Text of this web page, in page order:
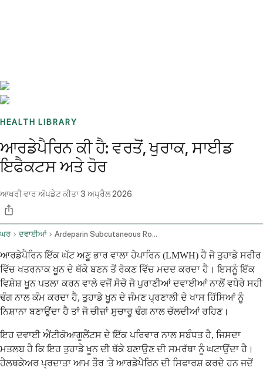
HEALTH LIBRARY
ਆਰਡੇਪੈਰਿਨ ਕੀ ਹੈ: ਵਰਤੋਂ, ਖੁਰਾਕ, ਸਾਈਡ
ਇਫੈਕਟਸ ਅਤੇ ਹੋਰ
ਆਖਰੀ ਵਾਰ ਅੱਪਡੇਟ ਕੀਤਾ3 ਅਪ੍ਰੈਲ 2026
ਘਰ ਦਵਾਈਆਂ Ardeparin Subcutaneous Route
ਆਰਡੇਪੈਰਿਨ ਇੱਕ ਘੱਟ ਅਣੂ ਭਾਰ ਵਾਲਾ ਹੇਪਾਰਿਨ (LMWH) ਹੈ ਜੋ ਤੁਹਾਡੇ ਸਰੀਰ
ਵਿੱਚ ਖਤਰਨਾਕ ਖੂਨ ਦੇ ਥੱਕੇ ਬਣਨ ਤੋਂ ਰੋਕਣ ਵਿੱਚ ਮਦਦ ਕਰਦਾ ਹੈ। ਇਸਨੂੰ ਇੱਕ
ਵਿਸ਼ੇਸ਼ ਖੂਨ ਪਤਲਾ ਕਰਨ ਵਾਲੇ ਵਜੋਂ ਸੋਚੋ ਜੋ ਪੁਰਾਣੀਆਂ ਦਵਾਈਆਂ ਨਾਲੋਂ ਵਧੇਰੇ ਸਹੀ
ਢੰਗ ਨਾਲ ਕੰਮ ਕਰਦਾ ਹੈ, ਤੁਹਾਡੇ ਖੂਨ ਦੇ ਜੰਮਣ ਪ੍ਰਣਾਲੀ ਦੇ ਖਾਸ ਹਿੱਸਿਆਂ ਨੂੰ
ਨਿਸ਼ਾਨਾ ਬਣਾਉਂਦਾ ਹੈ ਤਾਂ ਜੋ ਚੀਜ਼ਾਂ ਸੁਚਾਰੂ ਢੰਗ ਨਾਲ ਚੱਲਦੀਆਂ ਰਹਿਣ।
ਇਹ ਦਵਾਈ ਐਂਟੀਕੋਆਗੂਲੈਂਟਸ ਦੇ ਇੱਕ ਪਰਿਵਾਰ ਨਾਲ ਸਬੰਧਤ ਹੈ, ਜਿਸਦਾ
ਮਤਲਬ ਹੈ ਕਿ ਇਹ ਤੁਹਾਡੇ ਖੂਨ ਦੀ ਥੱਕੇ ਬਣਾਉਣ ਦੀ ਸਮਰੱਥਾ ਨੂੰ ਘਟਾਉਂਦਾ ਹੈ।
ਹੈਲਥਕੇਅਰ ਪ੍ਰਦਾਤਾ ਆਮ ਤੌਰ 'ਤੇ ਆਰਡੇਪੈਰਿਨ ਦੀ ਸਿਫਾਰਸ਼ ਕਰਦੇ ਹਨ ਜਦੋਂ